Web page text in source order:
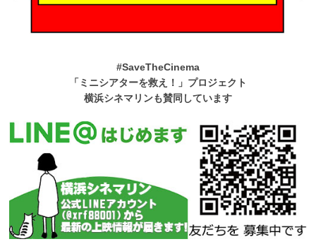
#SaveTheCinema
「ミニシアターを救え！」プロジェクト
横浜シネマリンも賛同しています